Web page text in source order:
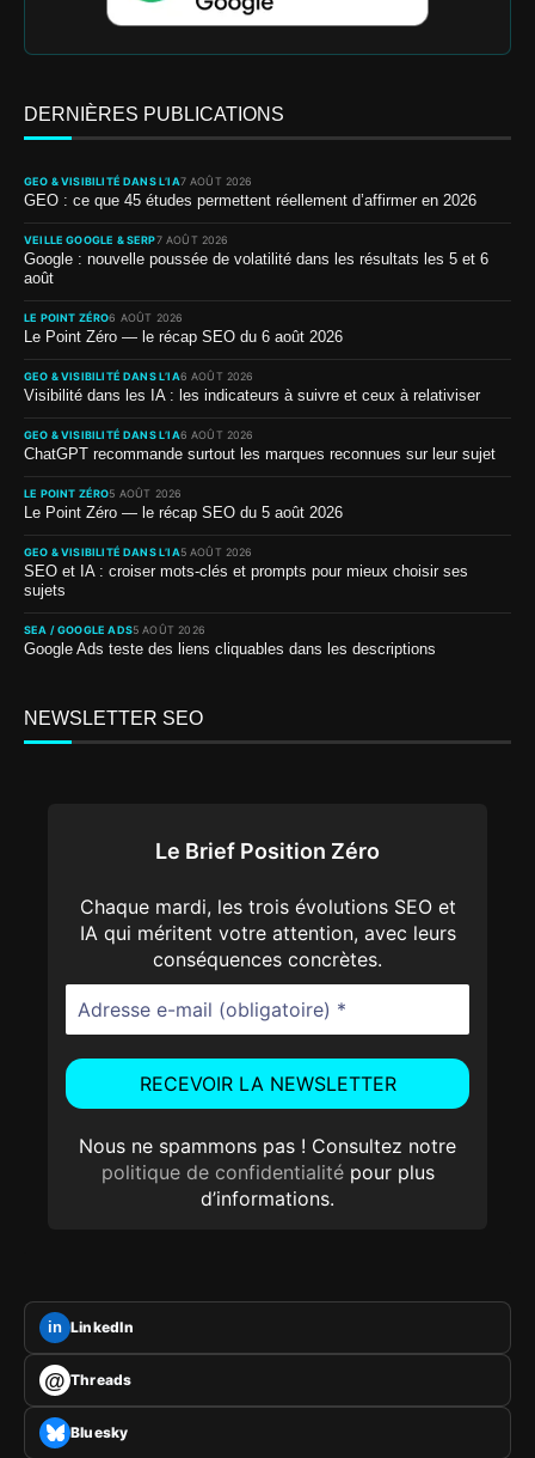
DERNIÈRES PUBLICATIONS
GEO & VISIBILITÉ DANS L’IA7 AOÛT 2026
GEO : ce que 45 études permettent réellement d’affirmer en 2026
VEILLE GOOGLE & SERP7 AOÛT 2026
Google : nouvelle poussée de volatilité dans les résultats les 5 et 6
août
LE POINT ZÉRO6 AOÛT 2026
Le Point Zéro — le récap SEO du 6 août 2026
GEO & VISIBILITÉ DANS L’IA6 AOÛT 2026
Visibilité dans les IA : les indicateurs à suivre et ceux à relativiser
GEO & VISIBILITÉ DANS L’IA6 AOÛT 2026
ChatGPT recommande surtout les marques reconnues sur leur sujet
LE POINT ZÉRO5 AOÛT 2026
Le Point Zéro — le récap SEO du 5 août 2026
GEO & VISIBILITÉ DANS L’IA5 AOÛT 2026
SEO et IA : croiser mots-clés et prompts pour mieux choisir ses
sujets
SEA / GOOGLE ADS5 AOÛT 2026
Google Ads teste des liens cliquables dans les descriptions
NEWSLETTER SEO
Le Brief Position Zéro
Chaque mardi, les trois évolutions SEO et
IA qui méritent votre attention, avec leurs
conséquences concrètes.
Nous ne spammons pas ! Consultez notre
politique de confidentialitépour plus
d’informations.
in LinkedIn
@ Threads
Bluesky